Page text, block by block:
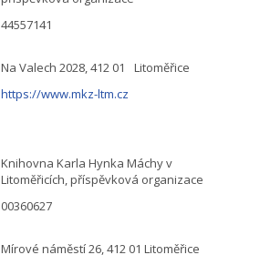
44557141
Na Valech 2028, 412 01 Litoměřice
https://www.mkz-ltm.cz
Knihovna Karla Hynka Máchy v
Litoměřicích, příspěvková organizace
00360627
Mírové náměstí 26, 412 01 Litoměřice